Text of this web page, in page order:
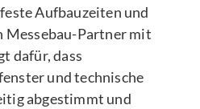
Aufbauzeiten und
Messebau-Partner mit
dafür, dass
und technische
abgestimmt und